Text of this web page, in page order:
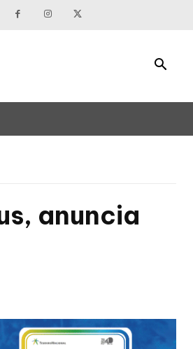
anuncia